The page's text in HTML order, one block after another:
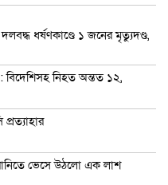
ধর্ষণকাণ্ডে ১ জনের মৃত্যুদণ্ড,
বিদেশিসহ নিহত অন্তত ১২,
ভেসে উঠলো এক লাশ